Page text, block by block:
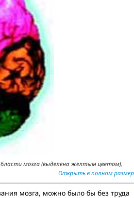
мозга (выделена желтым цветом),
Открыть в полном
мозга, можно было бы без труда